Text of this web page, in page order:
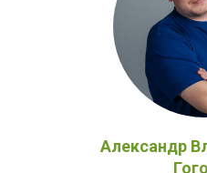
Александр